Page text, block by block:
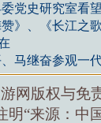
党史研究室看
》、《长江之
马继奋参观一
网版权与免
明“来源：中